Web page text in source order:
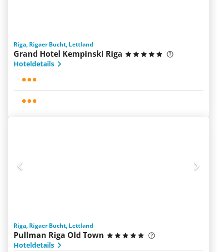
Riga, Rigaer Bucht, Lettland
Grand Hotel Kempinski Riga
Hoteldetails
Riga, Rigaer Bucht, Lettland
Pullman Riga Old Town
Hoteldetails